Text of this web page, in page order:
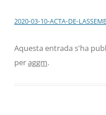
2020-03-10-ACTA-DE-
Aquesta entrada s'ha
peraggm.